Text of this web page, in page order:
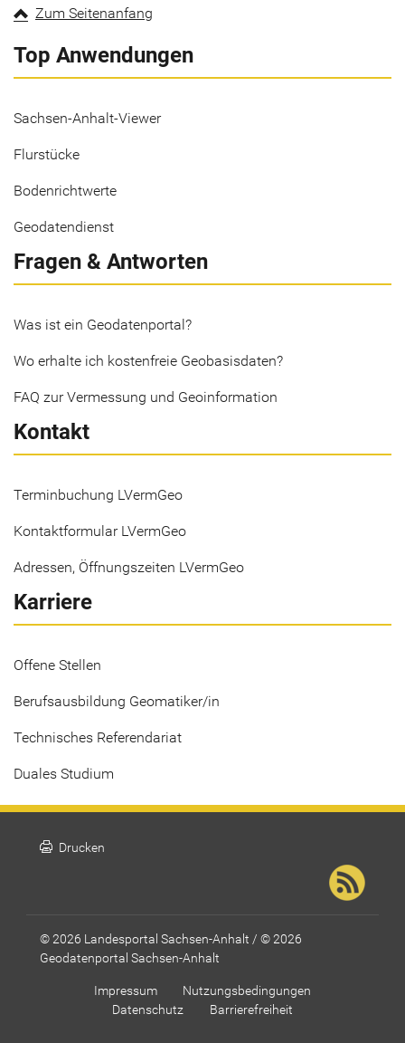
Zum Seitenanfang
Top Anwendungen
Sachsen-Anhalt-Viewer
Flurstücke
Bodenrichtwerte
Geodatendienst
Fragen & Antworten
Was ist ein Geodatenportal?
Wo erhalte ich kostenfreie Geobasisdaten?
FAQ zur Vermessung und Geoinformation
Kontakt
Terminbuchung LVermGeo
Kontaktformular LVermGeo
Adressen, Öffnungszeiten LVermGeo
Karriere
Offene Stellen
Berufsausbildung Geomatiker/in
Technisches Referendariat
Duales Studium
print Drucken
© 2026 Landesportal Sachsen-Anhalt / © 2026
Geodatenportal Sachsen-Anhalt
Impressum
Nutzungsbedingungen
Datenschutz
Barrierefreiheit